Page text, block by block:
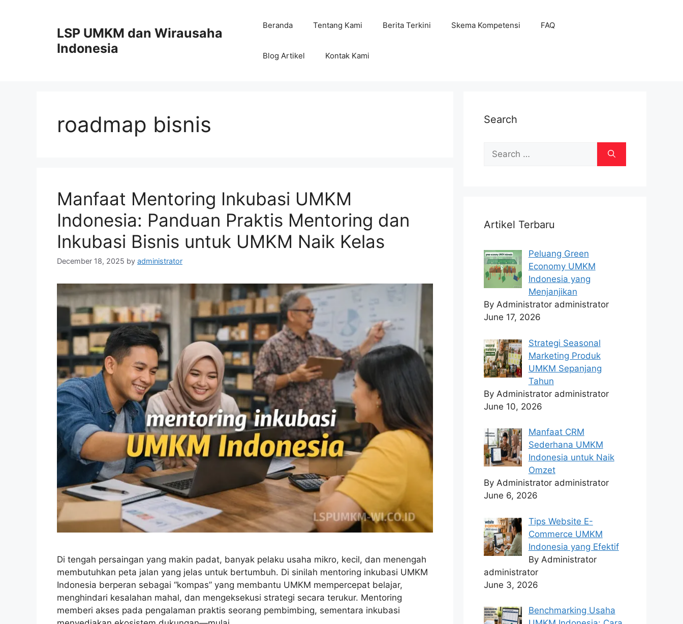
LSP UMKM dan Wirausaha
Indonesia
Beranda Tentang Kami Berita Terkini Skema Kompetensi FAQ
Blog Artikel Kontak Kami
roadmap bisnis
Manfaat Mentoring Inkubasi UMKM
Indonesia: Panduan Praktis Mentoring dan
Inkubasi Bisnis untuk UMKM Naik Kelas
December 18, 2025 by administrator
Di tengah persaingan yang makin padat, banyak pelaku usaha mikro, kecil, dan menengah
membutuhkan peta jalan yang jelas untuk bertumbuh. Di sinilah mentoring inkubasi UMKM
Indonesia berperan sebagai “kompas” yang membantu UMKM mempercepat belajar,
menghindari kesalahan mahal, dan mengeksekusi strategi secara terukur. Mentoring
memberi akses pada pengalaman praktis seorang pembimbing, sementara inkubasi
Search
Search
for:
Artikel Terbaru
Peluang Green
Economy UMKM
Indonesia yang
Menjanjikan
By Administrator administrator
June 17, 2026
Strategi Seasonal
Marketing Produk
UMKM Sepanjang
Tahun
By Administrator administrator
June 10, 2026
Manfaat CRM
Sederhana UMKM
Indonesia untuk Naik
Omzet
By Administrator administrator
June 6, 2026
Tips Website E-
Commerce UMKM
Indonesia yang Efektif
By Administrator
administrator
June 3, 2026
Benchmarking Usaha